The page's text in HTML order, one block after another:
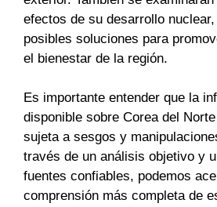
efectos de su desarrollo
posibles soluciones para
el bienestar de la región.
Es importante entender que la
disponible sobre Corea del
sujeta a sesgos y
través de un análisis objetivo y
fuentes confiables, podemos
comprensión más completa de